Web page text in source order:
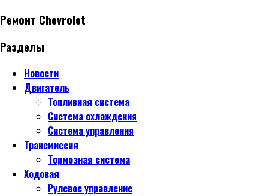
Ремонт Chevrolet
Разделы
Новости
Двигатель
Топливная система
Система охлаждения
Система управления
Трансмиссия
Тормозная система
Ходовая
Рулевое управление